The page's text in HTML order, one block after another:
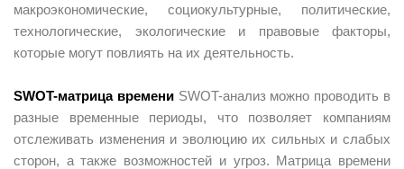
макроэкономические, социокультурные, политические,
технологические, экологические и правовые факторы,
которые могут повлиять на их деятельность.
SWOT-матрица времениSWOT-анализ можно проводить в
разные временные периоды, что позволяет компаниям
отслеживать изменения и эволюцию их сильных и слабых
сторон, а также возможностей и угроз. Матрица времени